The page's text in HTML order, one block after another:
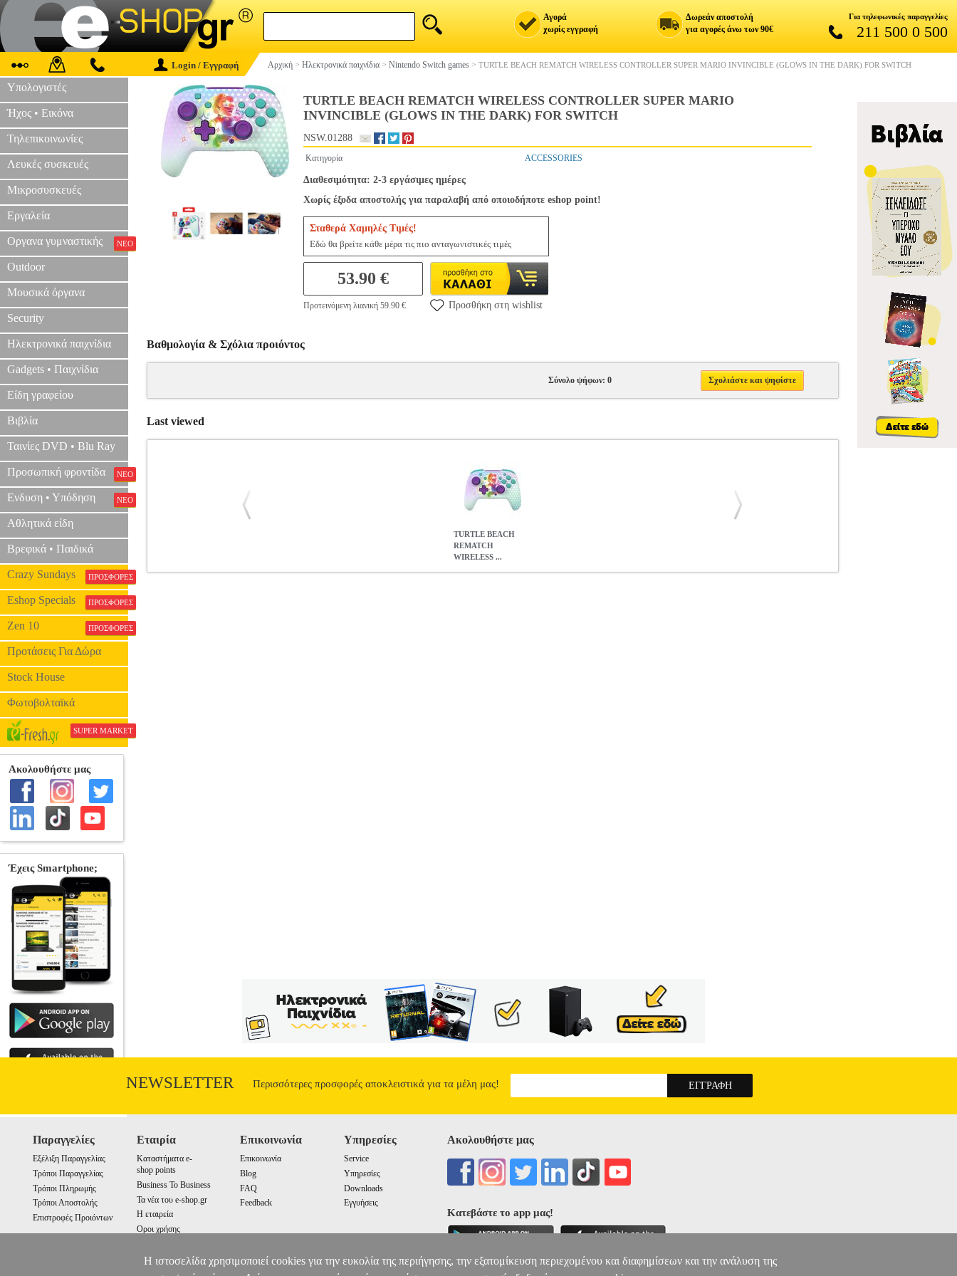
Αγορά
χωρίς εγγραφή
Δωρεάν αποστολή
για αγορές άνω των 90€
Για τηλεφωνικές παραγγελίες
211 500 0 500
Login / Εγγραφή Αρχική > Ηλεκτρονικά παιχνίδια > Nintendo Switch games > TURTLE BEACH REMATCH WIRELESS CONTROLLER SUPER MARIO INVINCIBLE (GLOWS IN THE DARK) FOR SWITCH
Υπολογιστές
Ήχος • Εικόνα
Τηλεπικοινωνίες
Λευκές συσκευές
Μικροσυσκευές
Εργαλεία
Οργανα γυμναστικής ΝΕΟ
Outdoor
Μουσικά όργανα
Security
Ηλεκτρονικά παιχνίδια
Gadgets • Παιχνίδια
Είδη γραφείου
Βιβλία
Ταινίες DVD • Blu Ray
Προσωπική φροντίδα ΝΕΟ
Ενδυση • Υπόδηση ΝΕΟ
Αθλητικά είδη
Βρεφικά • Παιδικά
Crazy Sundays ΠΡΟΣΦΟΡΕΣ
Eshop Specials ΠΡΟΣΦΟΡΕΣ
Zen 10 ΠΡΟΣΦΟΡΕΣ
Προτάσεις Για Δώρα
Stock House
Φωτοβολταϊκά
SUPER MARKET
TURTLE BEACH REMATCH WIRELESS CONTROLLER SUPER MARIO
INVINCIBLE (GLOWS IN THE DARK) FOR SWITCH
NSW.01288
Κατηγορία ACCESSORIES
Διαθεσιμότητα: 2-3 εργάσιμες ημέρες
Χωρίς έξοδα αποστολής για παραλαβή από οποιοδήποτε eshop point!
Σταθερά Χαμηλές Τιμές!
Εδώ θα βρείτε κάθε μέρα τις πιο ανταγωνιστικές τιμές
53.90 €
Προτεινόμενη λιανική 59.90 € Προσθήκη στη wishlist
Βαθμολογία & Σχόλια προιόντος
Σύνολο ψήφων: 0 Σχολιάστε και ψηφίστε
Last viewed
TURTLE BEACH
REMATCH
WIRELESS ...
NEWSLETTER Περισσότερες προσφορές αποκλειστικά για τα μέλη μας!
Παραγγελίες
Εξέλιξη Παραγγελίας
Τρόποι Παραγγελίας
Τρόποι Πληρωμής
Τρόποι Αποστολής
Επιστροφές Προιόντων
Εταιρία
Καταστήματα e-
shop points
Business To Business
Τα νέα του e-shop.gr
Η εταιρεία
Οροι χρήσης
Επικοινωνία
Επικοινωνία
Blog
FAQ
Feedback
Υπηρεσίες
Service
Υπηρεσίες
Downloads
Εγγυήσεις
Ακολουθήστε μας
Κατεβάστε το app μας!
Η ιστοσελίδα χρησιμοποιεί cookies για την ευκολία της περιήγησης, την εξατομίκευση περιεχομένου και διαφημίσεων και την ανάλυση της